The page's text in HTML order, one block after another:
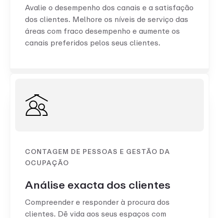
Avalie o desempenho dos canais e a satisfação
dos clientes. Melhore os níveis de serviço das
áreas com fraco desempenho e aumente os
canais preferidos pelos seus clientes.
CONTAGEM DE PESSOAS E GESTÃO DA
OCUPAÇÃO
Análise exacta dos clientes
Compreender e responder à procura dos
clientes. Dê vida aos seus espaços com